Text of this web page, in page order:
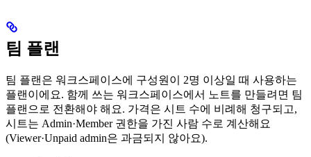
팀 플랜
팀 플랜은 워크스페이스에 구성원이 2명 이상일 때 사용하는
플랜이에요. 함께 쓰는 워크스페이스에서 노트를 만들려면 팀
플랜으로 전환해야 해요. 가격은 시트 수에 비례해 청구되고,
시트는 Admin·Member 권한을 가진 사람 수로 계산해요
(Viewer·Unpaid admin은 과금되지 않아요).